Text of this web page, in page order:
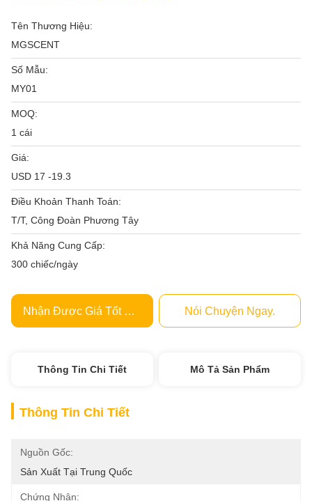
Tên Thương Hiệu:
MGSCENT
Số Mẫu:
MY01
MOQ:
1 cái
Giá:
USD 17 -19.3
Điều Khoản Thanh Toán:
T/T, Công Đoàn Phương Tây
Khả Năng Cung Cấp:
300 chiếc/ngày
Nhận Được Giá Tốt Nhất Nói Chuyện Ngay.
Thông Tin Chi Tiết Mô Tả Sản Phẩm
Thông Tin Chi Tiết
Nguồn Gốc:
Sản Xuất Tại Trung Quốc
Chứng Nhận: